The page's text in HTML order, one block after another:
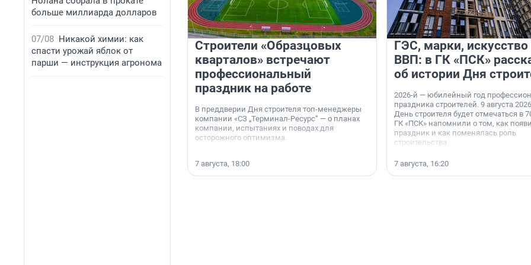
больше миллиарда долларов
07/08 Никакой химии: как
спасти урожай яблок от
парши — инструкция агронома
Строители «Образцовых
кварталов» встречают
профессиональный
праздник на работе
В преддверии Дня строителя топ-менеджеры
компании «СЗ „Терминал-Ресурс“ — о планах
компании, испытаниях и поводах для
осторожного оптимизма.
7 августа, 18:00
ГЭС, марки, искусство
ВВП: в ГК «ПСК»
об истории Дня
2026-й — юбилейный год
праздника строителей. 9 августа
День строителя будет отмечаться в
ГК «ПСК» напомнили о том, как
праздник и как поменялась роль
строительства.
7 августа, 16:20